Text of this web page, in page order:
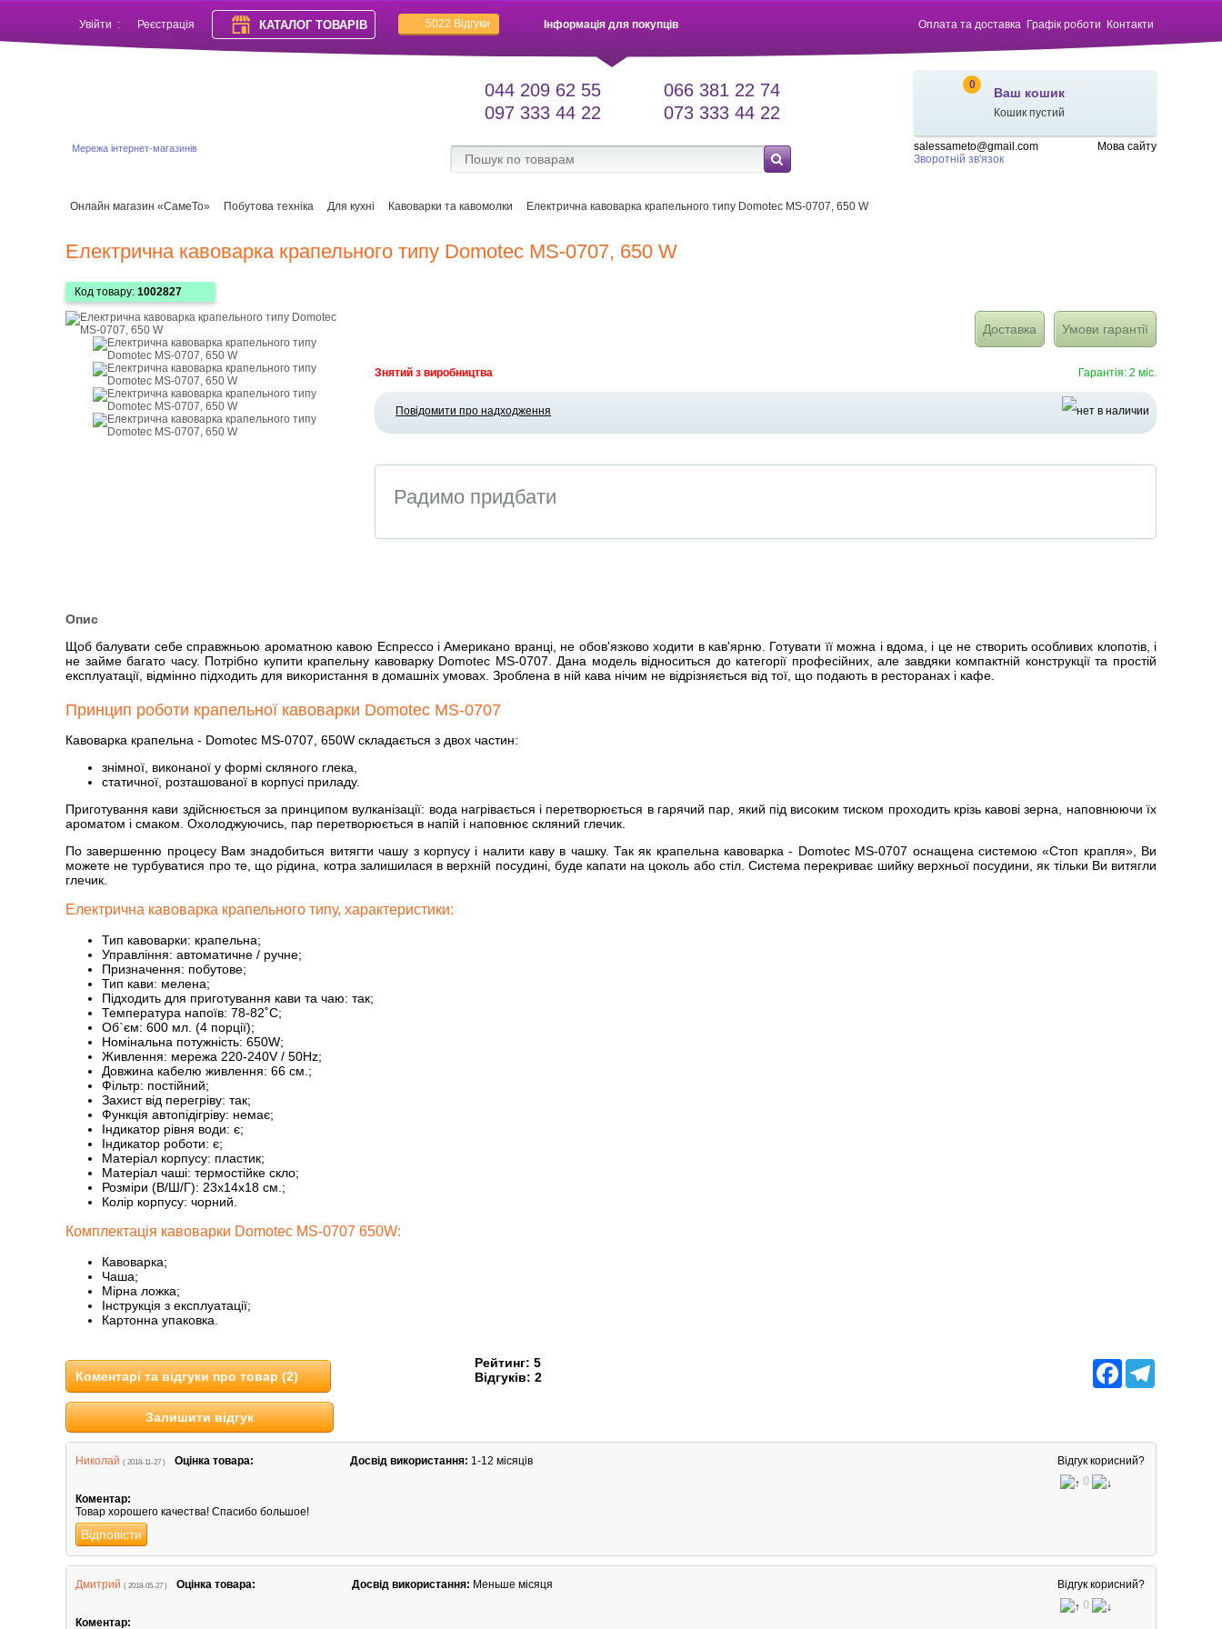
Увійти : Реєстрація КАТАЛОГ ТОВАРІВ 5022 Відгуки Оплата та доставка Графік роботи Контакти
Інформація для покупців
Мережа інтернет-магазинів
0
Ваш кошик
Кошик пустий
salessameto@gmail.com
Зворотній зв'язок
Мова сайту
044 209 62 55
097 333 44 22
066 381 22 74
073 333 44 22
Онлайн магазин «СамеТо» Побутова техніка Для кухні Кавоварки та кавомолки Електрична кавоварка крапельного типу Domotec MS-0707, 650 W
Електрична кавоварка крапельного типу Domotec MS-0707, 650 W
Код товару: 1002827
Доставка Умови гарантії
Знятий з виробництва Гарантія: 2 міс.
Повідомити про надходження
Радимо придбати
Опис
Щоб балувати себе справжньою ароматною кавою Еспрессо і Американо вранці, не обов'язково ходити в кав'ярню. Готувати її можна і вдома, і це не створить особливих клопотів, і
не займе багато часу. Потрібно купити крапельну кавоварку Domotec MS-0707. Дана модель відноситься до категорії професійних, але завдяки компактній конструкції та простій
експлуатації, відмінно підходить для використання в домашніх умовах. Зроблена в ній кава нічим не відрізняється від тої, що подають в ресторанах і кафе.
Принцип роботи крапельної кавоварки Domotec MS-0707
Кавоварка крапельна - Domotec MS-0707, 650W складається з двох частин:
знімної, виконаної у формі скляного глека,
статичної, розташованої в корпусі приладу.
Приготування кави здійснюється за принципом вулканізації: вода нагрівається і перетворюється в гарячий пар, який під високим тиском проходить крізь кавові зерна, наповнюючи їх
ароматом і смаком. Охолоджуючись, пар перетворюється в напій і наповнює скляний глечик.
По завершенню процесу Вам знадобиться витягти чашу з корпусу і налити каву в чашку. Так як крапельна кавоварка - Domotec MS-0707 оснащена системою «Стоп крапля», Ви
можете не турбуватися про те, що рідина, котра залишилася в верхній посудині, буде капати на цоколь або стіл. Система перекриває шийку верхньої посудини, як тільки Ви витягли
глечик.
Електрична кавоварка крапельного типу, характеристики:
Тип кавоварки: крапельна;
Управління: автоматичне / ручне;
Призначення: побутове;
Тип кави: мелена;
Підходить для приготування кави та чаю: так;
Температура напоїв: 78-82˚С;
Об`єм: 600 мл. (4 порції);
Номінальна потужність: 650W;
Живлення: мережа 220-240V / 50Hz;
Довжина кабелю живлення: 66 см.;
Фільтр: постійний;
Захист від перегріву: так;
Функція автопідігріву: немає;
Індикатор рівня води: є;
Індикатор роботи: є;
Матеріал корпусу: пластик;
Матеріал чаші: термостійке скло;
Розміри (В/Ш/Г): 23x14x18 см.;
Колір корпусу: чорний.
Комплектація кавоварки Domotec MS-0707 650W:
Кавоварка;
Чаша;
Мірна ложка;
Інструкція з експлуатації;
Картонна упаковка.
Facebook
Коментарі та відгуки про товар (2)
Рейтинг: 5
Відгуків: 2
Залишити відгук
Николай ( 2018-11-27 ) Оцінка товара: Досвід використання: 1-12 місяців Відгук корисний?
0
Коментар:
Товар хорошего качества! Спасибо большое!
Відповісти
Дмитрий ( 2018-05-27 ) Оцінка товара: Досвід використання: Меньше місяця Відгук корисний?
0
Коментар: